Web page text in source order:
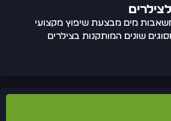
מים מבצעת שיפוץ מקצועי
שונים המותקנות בצילרים